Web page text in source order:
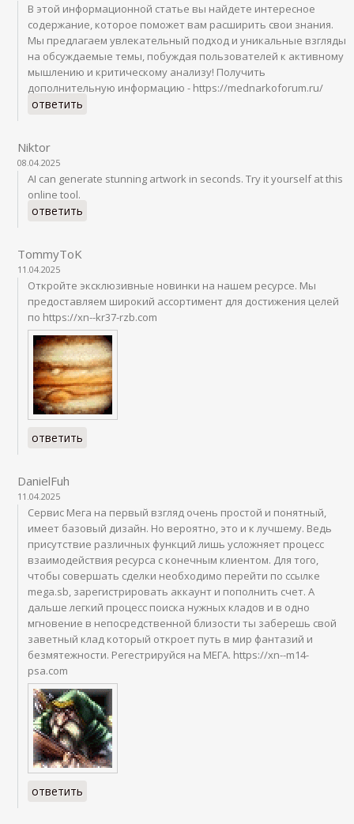
В этой информационной статье вы найдете интересное
содержание, которое поможет вам расширить свои знания.
Мы предлагаем увлекательный подход и уникальные взгляды
на обсуждаемые темы, побуждая пользователей к активному
мышлению и критическому анализу! Получить
дополнительную информацию - https://mednarkoforum.ru/
ответить
Niktor
08.04.2025
AI can generate stunning artwork in seconds. Try it yourself at this
online tool.
ответить
TommyToK
11.04.2025
Откройте эксклюзивные новинки на нашем ресурсе. Мы
предоставляем широкий ассортимент для достижения целей
по https://xn--kr37-rzb.com
ответить
DanielFuh
11.04.2025
Сервис Мега на первый взгляд очень простой и понятный,
имеет базовый дизайн. Но вероятно, это и к лучшему. Ведь
присутствие различных функций лишь усложняет процесс
взаимодействия ресурса с конечным клиентом. Для того,
чтобы совершать сделки необходимо перейти по ссылке
mega.sb, зарегистрировать аккаунт и пополнить счет. А
дальше легкий процесс поиска нужных кладов и в одно
мгновение в непосредственной близости ты заберешь свой
заветный клад который откроет путь в мир фантазий и
безмятежности. Регестрируйся на МЕГА. https://xn--m14-
psa.com
ответить